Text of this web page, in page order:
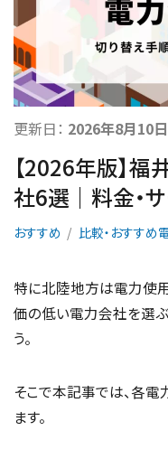
更新日： 2026年8月10日
【2026年版】
社6選｜料金・
おすすめ 比較・おすすめ
特に北陸地方は電力使
価の低い電力会社を選
う。
そこで本記事では、各
ます。